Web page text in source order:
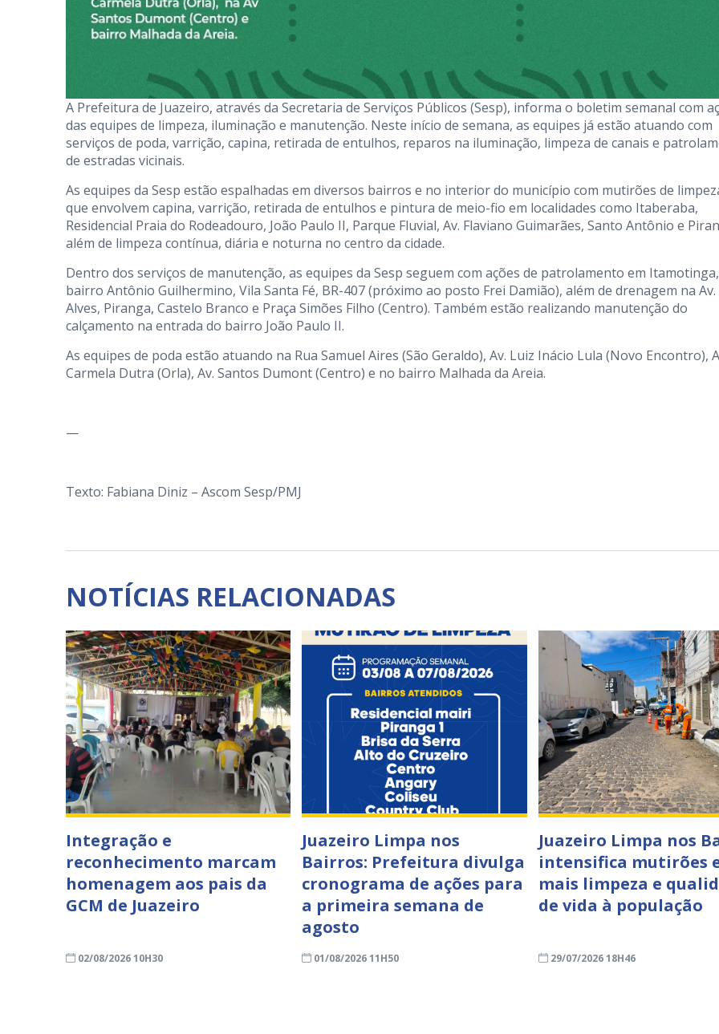
A Prefeitura de Juazeiro, através da Secretaria de Serviços Públicos (Sesp), informa o boletim semanal com
das equipes de limpeza, iluminação e manutenção. Neste início de semana, as equipes já estão atuando com
serviços de poda, varrição, capina, retirada de entulhos, reparos na iluminação, limpeza de canais e
de estradas vicinais.
As equipes da Sesp estão espalhadas em diversos bairros e no interior do município com mutirões de
que envolvem capina, varrição, retirada de entulhos e pintura de meio-fio em localidades como Itaberaba,
Residencial Praia do Rodeadouro, João Paulo II, Parque Fluvial, Av. Flaviano Guimarães, Santo Antônio e
além de limpeza contínua, diária e noturna no centro da cidade.
Dentro dos serviços de manutenção, as equipes da Sesp seguem com ações de patrolamento em Itamotinga,
bairro Antônio Guilhermino, Vila Santa Fé, BR-407 (próximo ao posto Frei Damião), além de drenagem na Av.
Alves, Piranga, Castelo Branco e Praça Simões Filho (Centro). Também estão realizando manutenção do
calçamento na entrada do bairro João Paulo II.
As equipes de poda estão atuando na Rua Samuel Aires (São Geraldo), Av. Luiz Inácio Lula (Novo Encontro),
Carmela Dutra (Orla), Av. Santos Dumont (Centro) e no bairro Malhada da Areia.
—
Texto: Fabiana Diniz – Ascom Sesp/PMJ
NOTÍCIAS RELACIONADAS
Integração e
reconhecimento marcam
homenagem aos pais da
GCM de Juazeiro
02/08/2026 10H30
Juazeiro Limpa nos
Bairros: Prefeitura divulga
cronograma de ações para
a primeira semana de
agosto
01/08/2026 11H50
Juazeiro Limpa nos
intensifica mutirões
mais limpeza e
de vida à população
29/07/2026 18H46